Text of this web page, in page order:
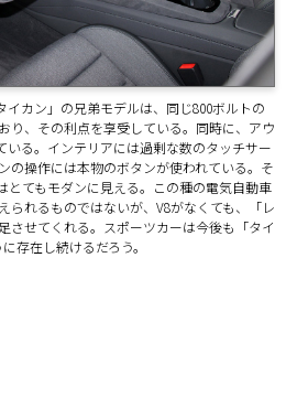
イカン」の兄弟モデルは、同じ800ボルトの
り、その利点を享受している。同時に、アウ
いる。インテリアには過剰な数のタッチサー
の操作には本物のボタンが使われている。そ
とてもモダンに見える。この種の電気自動車
られるものではないが、V8がなくても、「レ
させてくれる。スポーツカーは今後も「タイ
存在し続けるだろう。